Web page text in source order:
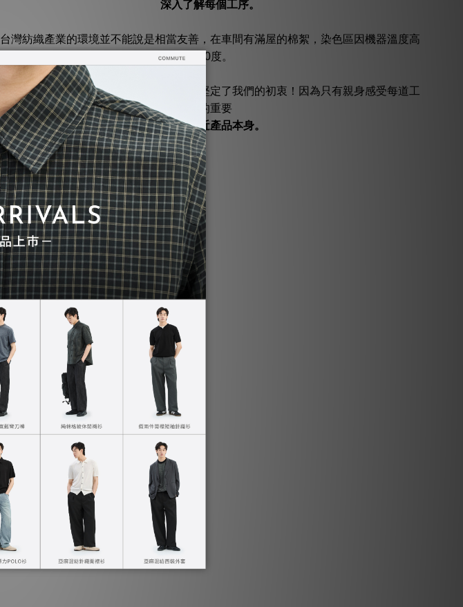
深入了解每個工序。
台灣紡織產業的環境並不能說是相當友善，在車間有滿屋的棉絮，染色區因機器溫度高
達40度。
但這些並沒能擋住我們的熱情，反而更加堅定了我們的初衷！因為只有親身感受每道工
序的重要
才能更貼近產品本身。